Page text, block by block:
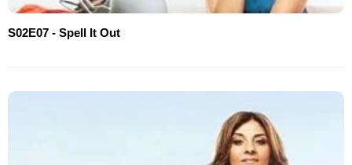
S02E07 - Spell It Out